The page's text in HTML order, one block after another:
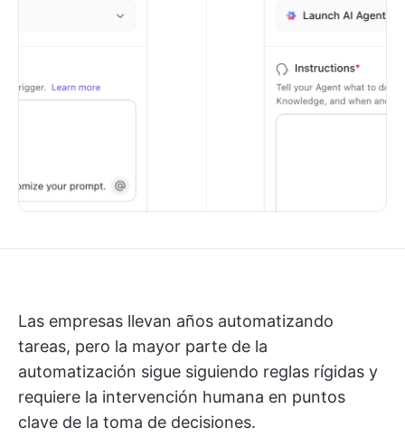
Las empresas llevan años automatizando
tareas, pero la mayor parte de la
automatización sigue siguiendo reglas rígidas y
requiere la intervención humana en puntos
clave de la toma de decisiones.